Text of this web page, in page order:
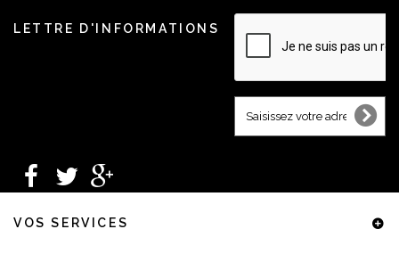
LETTRE D'INFORMATIONS
VOS SERVICES